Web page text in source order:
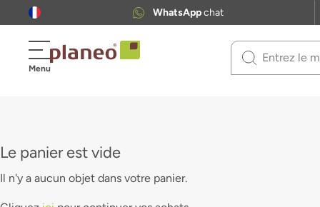
WhatsAppchat
Menu
Use
Le panier est vide
Il n'y a aucun objet dans votre panier.